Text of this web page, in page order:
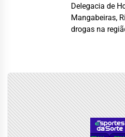
Delegacia de
Mangabeiras,
drogas na